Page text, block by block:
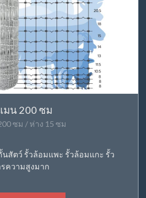
มน 200 ซม
ซม / ห่าง 15 ซม
นสัตว์ รั้วล้อมแพะ รั้วล้อมแกะ รั้ว
ความสูงมาก